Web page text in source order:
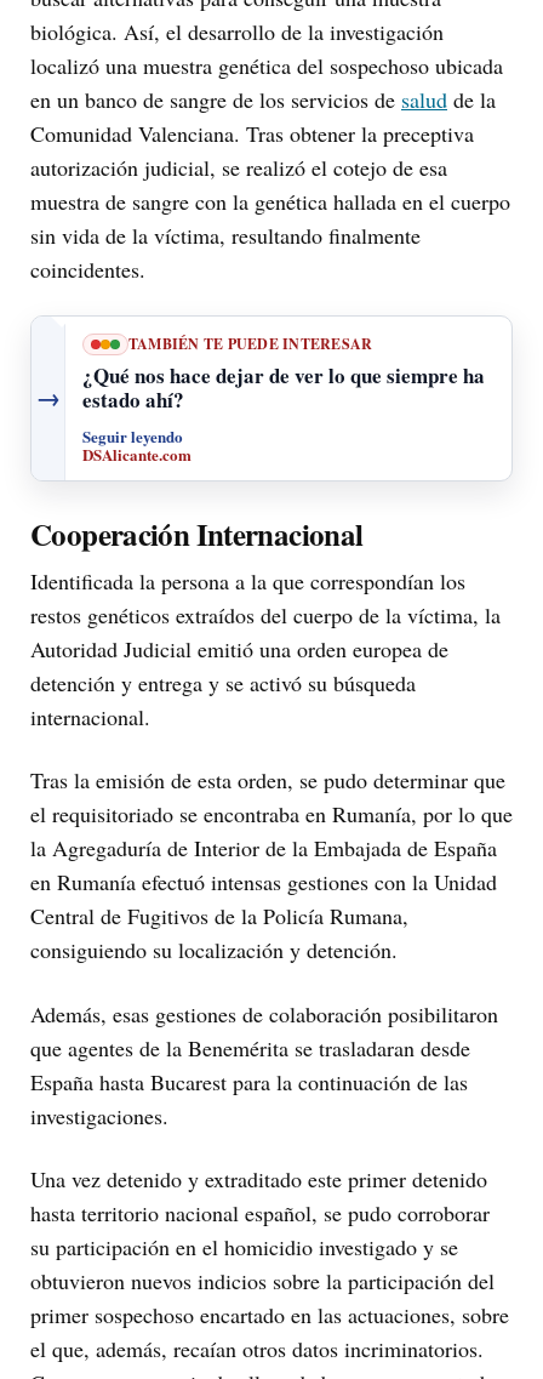
biológica. Así, el desarrollo de la investigación
localizó una muestra genética del sospechoso ubicada
en un banco de sangre de los servicios de salud de la
Comunidad Valenciana. Tras obtener la preceptiva
autorización judicial, se realizó el cotejo de esa
muestra de sangre con la genética hallada en el cuerpo
sin vida de la víctima, resultando finalmente
coincidentes.
→
TAMBIÉN TE PUEDE INTERESAR
¿Qué nos hace dejar de ver lo que siempre ha
estado ahí?
Seguir leyendo
DSAlicante.com
Cooperación Internacional
Identificada la persona a la que correspondían los
restos genéticos extraídos del cuerpo de la víctima, la
Autoridad Judicial emitió una orden europea de
detención y entrega y se activó su búsqueda
internacional.
Tras la emisión de esta orden, se pudo determinar que
el requisitoriado se encontraba en Rumanía, por lo que
la Agregaduría de Interior de la Embajada de España
en Rumanía efectuó intensas gestiones con la Unidad
Central de Fugitivos de la Policía Rumana,
consiguiendo su localización y detención.
Además, esas gestiones de colaboración posibilitaron
que agentes de la Benemérita se trasladaran desde
España hasta Bucarest para la continuación de las
investigaciones.
Una vez detenido y extraditado este primer detenido
hasta territorio nacional español, se pudo corroborar
su participación en el homicidio investigado y se
obtuvieron nuevos indicios sobre la participación del
primer sospechoso encartado en las actuaciones, sobre
el que, además, recaían otros datos incriminatorios.